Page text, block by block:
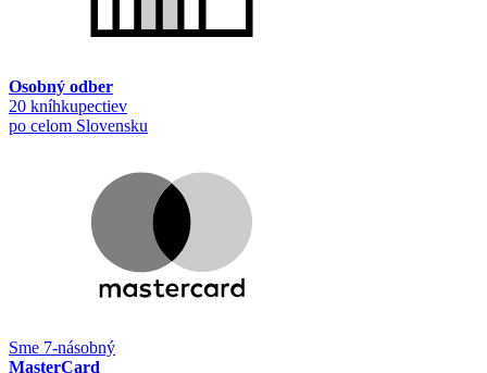
Osobný odber
20 kníhkupectiev
po celom Slovensku
Sme 7-násobný
MasterCard